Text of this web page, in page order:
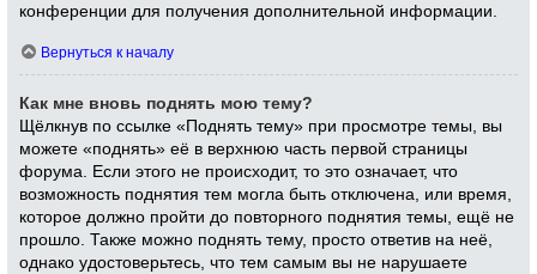
конференции для получения дополнительной информации.
Вернуться к началу
Как мне вновь поднять мою тему?
Щёлкнув по ссылке «Поднять тему» при просмотре темы, вы
можете «поднять» её в верхнюю часть первой страницы
форума. Если этого не происходит, то это означает, что
возможность поднятия тем могла быть отключена, или время,
которое должно пройти до повторного поднятия темы, ещё не
прошло. Также можно поднять тему, просто ответив на неё,
однако удостоверьтесь, что тем самым вы не нарушаете